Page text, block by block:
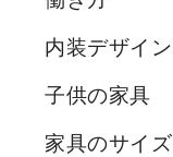
内装デザイン
子供の家具
家具のサイズ